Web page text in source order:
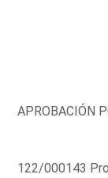
APROBACIÓN
122/000143